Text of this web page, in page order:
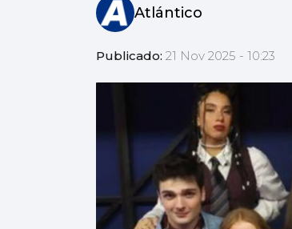
Atlántico
Publicado: 21 Nov 2025 - 10:23